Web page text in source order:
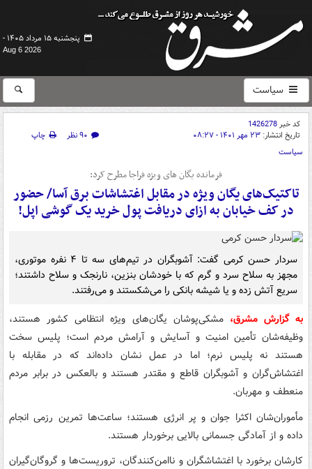
پنجشنبه ۱۵ مرداد ۱۴۰۵ -
Aug 6 2026
سیاست
کد خبر1426278
تاریخ انتشار: ۲۳ مهر ۱۴۰۱ - ۰۸:۲۷ ۹۰ نظر
چاپ
سیاست
فرمانده یگان های ویژه فراجا مطرح کرد:
تاکتیک‌های یگان ویژه در مقابل اغتشاشات برق آسا/ حضور
در کف خیابان به ازای دریافت پول خرید یک گوشی اپل!
سردار حسن کرمی گفت: آشوبگران در تیم‌های سه تا ۴ نفره موتوری،
مجهز به سلاح سرد و گرم که با خودشان بنزین، نارنجک و سلاح داشتند؛
سریع آتش زده و یا شیشه بانکی را می‌شکستند و می‌رفتند.
به گزارش مشرق، مشکی‌پوشان یگان‌های ویژه انتظامی کشور هستند،
وظیفه‌شان تأمین امنیت و آسایش و آرامش مردم است؛‌ پلیس سخت
هستند نه پلیس نرم؛ اما در عمل نشان داده‌اند که در مقابله با
اغتشاش‌گران و آشوبگران قاطع و مقتدر هستند و بالعکس در برابر مردم
منعطف و مهربان.
مأموران‌شان اکثرا جوان و پر انرژی هستند؛ ساعت‌ها تمرین رزمی انجام
داده و از آمادگی جسمانی بالایی برخوردار هستند.
کارشان برخورد با اغتشاشگران و ناامن‌کنندگان، تروریست‌ها و گروگان‌گیران